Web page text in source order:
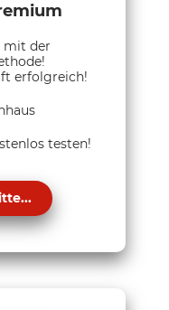
mit der
erfolgreich!
testen!